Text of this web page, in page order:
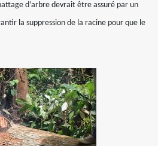
d’arbre devrait être assuré par un
la suppression de la racine pour que le